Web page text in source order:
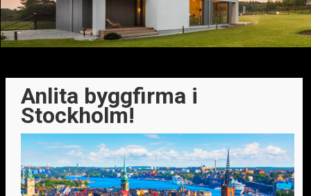
Anlita byggfirma i
Stockholm!